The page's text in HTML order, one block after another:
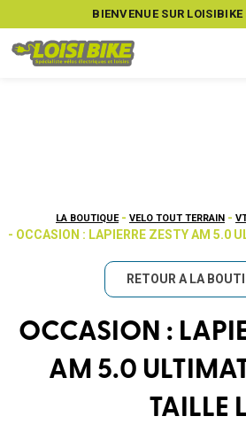
BIENVENUE SUR LOISIBIKE
LA BOUTIQUE - VELO TOUT TERRAIN -
- OCCASION : LAPIERRE ZESTY AM 5.0
RETOUR A LA
OCCASION :
AM 5.0
TAILLE L